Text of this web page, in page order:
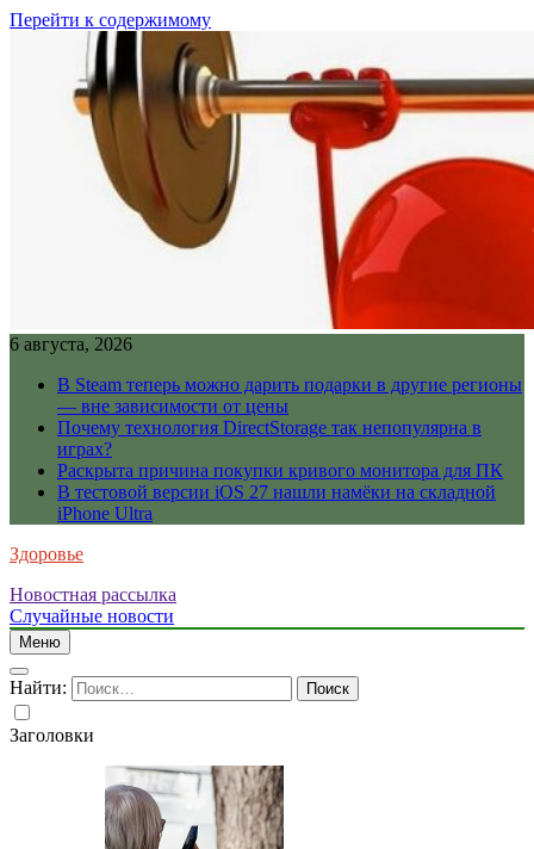
Перейти к содержимому
6 августа, 2026
В Steam теперь можно дарить подарки в другие регионы
— вне зависимости от цены
Почему технология DirectStorage так непопулярна в
играх?
Раскрыта причина покупки кривого монитора для ПК
В тестовой версии iOS 27 нашли намёки на складной
iPhone Ultra
Здоровье
Новостная рассылка
Случайные новости
Меню
Найти:
Заголовки